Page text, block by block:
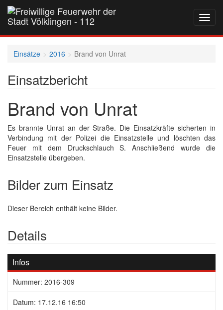
auf-
und
Einsätze 2016 Brand von Unrat
Einsatzbericht
Brand von Unrat
Es brannte Unrat an der Straße. Die Einsatzkräfte sicherten in
Verbindung mit der Polizei die Einsatzstelle und löschten das
Feuer mit dem Druckschlauch S. Anschließend wurde die
Einsatzstelle übergeben.
Bilder zum Einsatz
Dieser Bereich enthält keine Bilder.
Details
Infos
Nummer: 2016-309
Datum: 17.12.16 16:50